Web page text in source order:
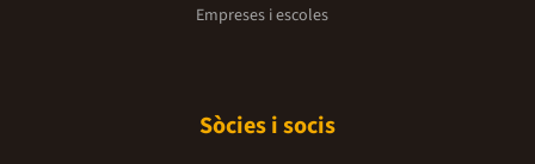
Empreses i escoles
Sòcies i socis